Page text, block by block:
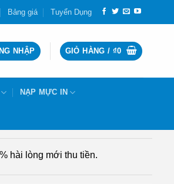
Bảng giá Tuyển Dụng
NHẬP GIỎ HÀNG / ₫0
NẠP MỰC IN
hài lòng mới thu tiền.